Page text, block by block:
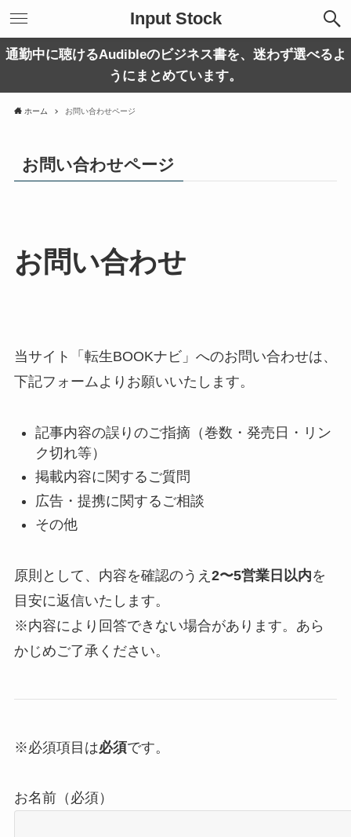
Input Stock
通勤中に聴けるAudibleのビジネス書を、迷わず選べるよ
うにまとめています。
ホーム お問い合わせページ
お問い合わせページ
お問い合わせ
当サイト「転生BOOKナビ」へのお問い合わせは、
下記フォームよりお願いいたします。
記事内容の誤りのご指摘（巻数・発売日・リン
ク切れ等）
掲載内容に関するご質問
広告・提携に関するご相談
その他
原則として、内容を確認のうえ 2〜5営業日以内を
目安に返信いたします。
※内容により回答できない場合があります。あら
かじめご了承ください。
※必須項目は必須です。
お名前（必須）